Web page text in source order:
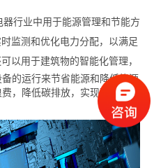
行业中用于能源管理和节能方
监测和优化电力分配，以满足
以用于建筑物的智能化管理，
的运行来节省能源和降低能源
，降低碳排放，实现可持续发